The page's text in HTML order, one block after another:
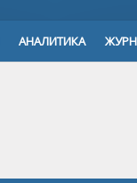
АНАЛИТИКА